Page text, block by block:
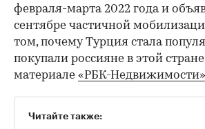
февраля-марта 2022 года и
сентябре частичной
том, почему Турция стала
покупали россияне в этой
материале «РБК-Недвижимости»
Читайте также: